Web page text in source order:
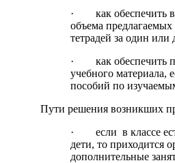
· как обеспечить
объема
тетрадей за один или
· как обеспечить
учебного материала,
пособий по
Пути решения возникших
· если в классе
дети, то приходится
дополнительные